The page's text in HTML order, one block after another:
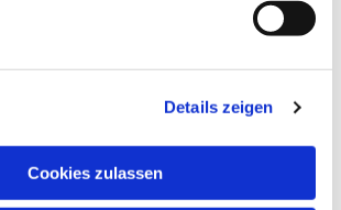
Details zeigen
Cookies zulassen